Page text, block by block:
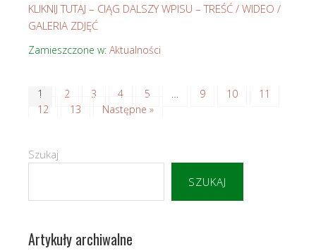
KLIKNIJ TUTAJ – CIĄG DALSZY WPISU – TREŚĆ / WIDEO /
GALERIA ZDJĘĆ
Zamieszczone w: Aktualności
1 2 3 4 5 … 9 10
11
12
13 Następne »
Szukaj
SZUKAJ
Artykuły archiwalne